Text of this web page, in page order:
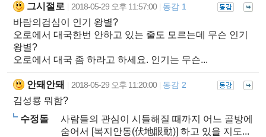
그시절로 2018-05-29 오후 11:57:00 동감 1
바람의검심이 인기 왕별?
오로에서 대국한번 안하고 있는 줄도 모르는데 무슨 인기
왕별?
오로에서 대국 좀 하라고 하세요. 인기는 무슨...
안돼안돼 2018-05-29 오후 11:20:00 동감 2
김성룡 뭐함?
수정돌
사람들의 관심이 시들해질 때까지 어느 골방에
숨어서 [복지안동(伏地眼動)] 하고 있을 지도...